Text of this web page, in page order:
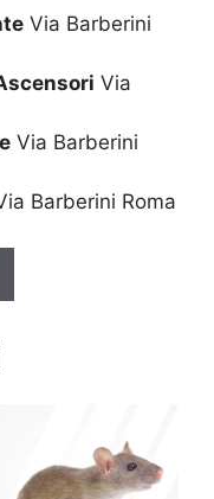
Via Barberini
Via
Via Barberini
Barberini Roma